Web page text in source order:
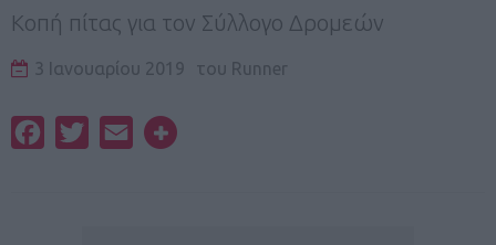
Κοπή πίτας για τον Σύλλογο Δρομεών
3 Ιανουαρίου 2019 του Runner
FacebookTwitterEmail